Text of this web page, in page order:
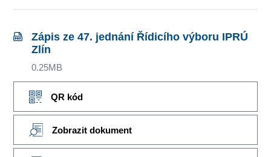
Zápis ze 47. jednání Řídicího výboru IPRÚ
Zlín
0.25MB
QR kód
Zobrazit dokument